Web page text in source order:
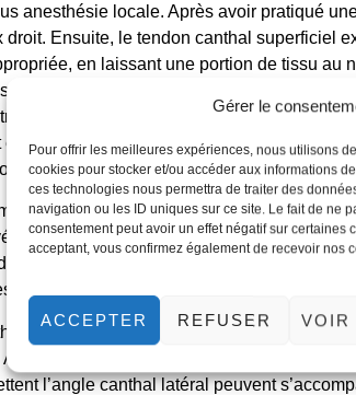
Gérer le
Pour offrir les meilleures expériences, nous utilisons
cookies pour stocker et/ou accéder aux informations
ces technologies nous permettra de traiter des
navigation ou les ID uniques sur ce site. Le fait de ne
consentement peut avoir un effet négatif sur certaines
acceptant, vous confirmez également de recevoir nos
ACCEPTER REFUSER VOIR
anesthésie locale. Après avoir pratiqué
droit. Ensuite, le tendon canthal superficiel
en laissant une portion de tissu au
tension. Après, le
est
la plaque tarsienne de l’extrémité
passant de la même façon une aiguille à
de la paupière doit être vérifiée lorsque
pour détecter tout signe de ptose ou de
de la
est suturé
effectuée .
visant à allonger la petite fissure
de l’Est. Cependant, comme
l’angle canthal latéral peuvent